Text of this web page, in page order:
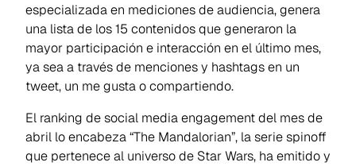
especializada en mediciones de audiencia, genera
una lista de los 15 contenidos que generaron la
mayor participación e interacción en el último mes,
ya sea a través de menciones y hashtags en un
tweet, un me gusta o compartiendo.
El ranking de social media engagement del mes de
abril lo encabeza “The Mandalorian”, la serie spinoff
que pertenece al universo de Star Wars, ha emitido y